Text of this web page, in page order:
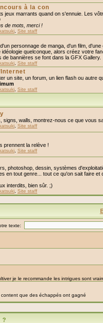
à la con
jeux marrants quand on s'ennuie. Les
de mots, merci !
Site staff
personnage de manga, d'un film,
idéologie quelconque, alors créez votre
de bannières se font dans la GFX Gallery.
Site staff
un site, un forum, un lien flash ou autre
Site staff
signs, walls, montrez-nous ce que vous
Site staff
prennent la relève !
Site staff
photoshop, dessin, systèmes
en tout genre... tout ce qu'on sait faire et
interdits, bien sûr. ;)
Site staff
?